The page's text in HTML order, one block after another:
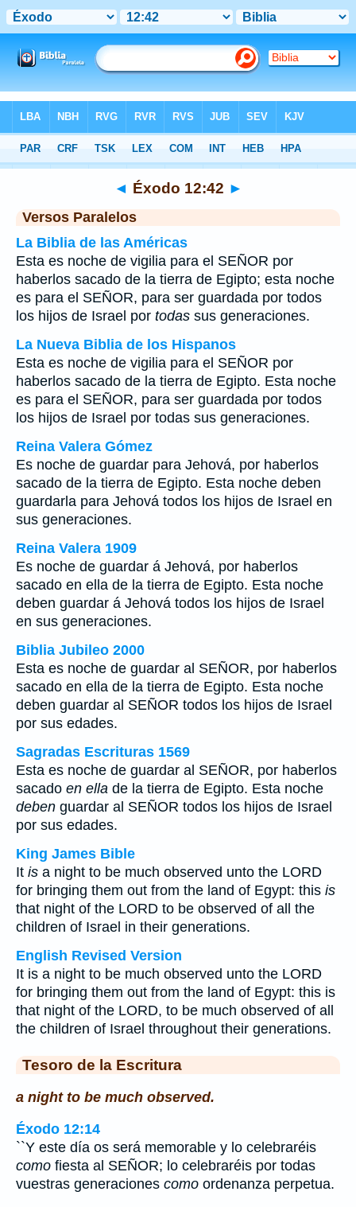
>Éxodo> Capítulo 12 > Verso 42
◄ Éxodo 12:42 ►
Versos Paralelos
La Biblia de las Américas
Esta es noche de vigilia para el SEÑOR por
haberlos sacado de la tierra de Egipto; esta noche
es para el SEÑOR, para ser guardada por todos
los hijos de Israel por todas sus generaciones.
La Nueva Biblia de los Hispanos
Esta es noche de vigilia para el SEÑOR por
haberlos sacado de la tierra de Egipto. Esta noche
es para el SEÑOR, para ser guardada por todos
los hijos de Israel por todas sus generaciones.
Reina Valera Gómez
Es noche de guardar para Jehová, por haberlos
sacado de la tierra de Egipto. Esta noche deben
guardarla para Jehová todos los hijos de Israel en
sus generaciones.
Reina Valera 1909
Es noche de guardar á Jehová, por haberlos
sacado en ella de la tierra de Egipto. Esta noche
deben guardar á Jehová todos los hijos de Israel
en sus generaciones.
Biblia Jubileo 2000
Esta es noche de guardar al SEÑOR, por haberlos
sacado en ella de la tierra de Egipto. Esta noche
deben guardar al SEÑOR todos los hijos de Israel
por sus edades.
Sagradas Escrituras 1569
Esta es noche de guardar al SEÑOR, por haberlos
sacado en ella de la tierra de Egipto. Esta noche
deben guardar al SEÑOR todos los hijos de Israel
por sus edades.
King James Bible
It is a night to be much observed unto the LORD
for bringing them out from the land of Egypt: this is
that night of the LORD to be observed of all the
children of Israel in their generations.
English Revised Version
It is a night to be much observed unto the LORD
for bringing them out from the land of Egypt: this is
that night of the LORD, to be much observed of all
the children of Israel throughout their generations.
Tesoro de la Escritura
a night to be much observed.
Éxodo 12:14
``Y este día os será memorable y lo celebraréis
como fiesta al SEÑOR; lo celebraréis por todas
vuestras generaciones como ordenanza perpetua.